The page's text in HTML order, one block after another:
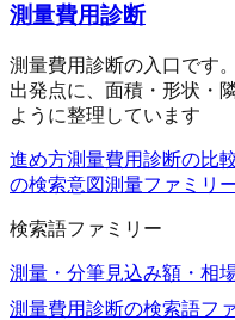
測量費用診断
測量費用診断の入口です
出発点に、面積・形状・
ように整理しています
進め方測量費用診断の比
の検索意図測量ファミリ
検索語ファミリー
測量・分筆見込み額・相
測量費用診断の検索語フ